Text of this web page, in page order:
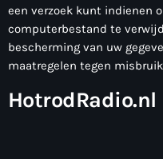
een verzoek kunt indienen
computerbestand te
bescherming van uw
maatregelen tegen
HotrodRadio.nl